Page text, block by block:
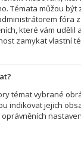
Témata můžou být
fóra
které vám udělil
zamykat vlastní
témat vybrané
indikovat jejich